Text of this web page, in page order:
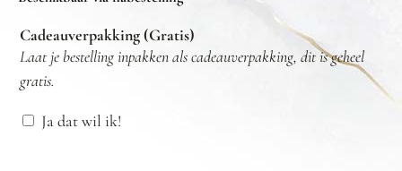
Cadeauverpakking (Gratis)
Laat je bestelling inpakken als cadeauverpakking, dit is geheel
gratis.
Ja dat wil ik!